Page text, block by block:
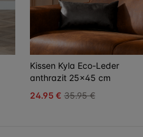
Kissen Kyla Eco-Leder
anthrazit 25x45 cm
24.95 € 35.95 €